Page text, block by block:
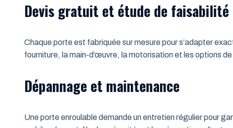
Devis gratuit et étude de faisabilité
Chaque porte est fabriquée sur mesure pour s’adapter
fourniture, la main-d’œuvre, la motorisation et les options
Dépannage et maintenance
Une porte enroulable demande un entretien régulier pour